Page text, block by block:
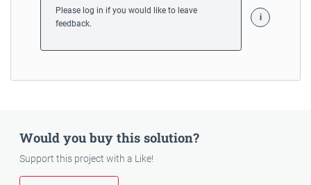
Please log in if you would like to leave
feedback.
Would you buy this solution?
Support this project with a Like!